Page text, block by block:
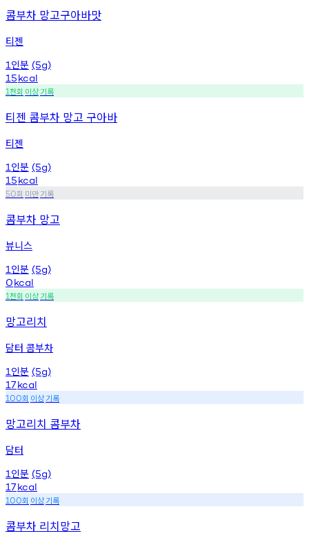
콤부차 망고구아바맛
티젠
1 인분 (5g)
15kcal
1천회 이상기록
티젠 콤부차 망고 구아바
티젠
1 인분 (5g)
15kcal
50회 미만기록
콤부차 망고
뷰니스
1 인분 (5g)
0kcal
1천회 이상기록
망고리치
담터 콤부차
1 인분 (5g)
17kcal
100회 이상기록
망고리치 콤부차
담터
1 인분 (5g)
17kcal
100회 이상기록
콤부차 리치망고